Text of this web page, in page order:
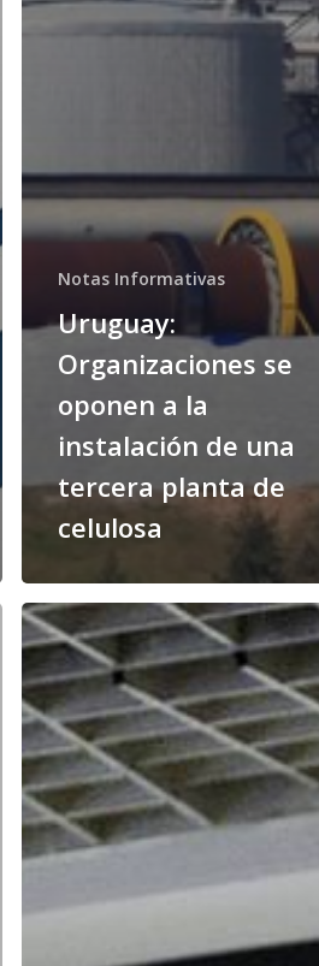
Notas Informativas
Uruguay:
Organizaciones se
oponen a la
instalación de una
tercera planta de
celulosa